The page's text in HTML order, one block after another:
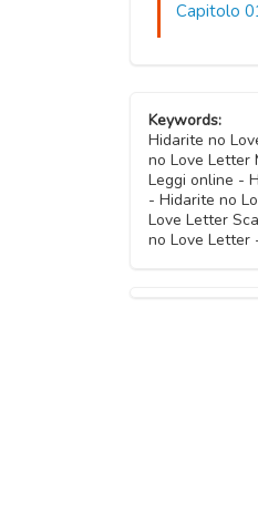
Capitolo
Keywords:
Hidarite no
no Love Letter
Leggi online -
- Hidarite no
Love Letter
no Love Letter